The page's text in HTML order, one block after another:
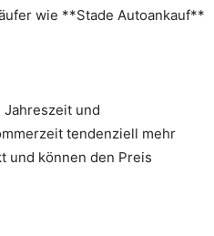
wie **Stade Autoankauf**
Jahreszeit und
tendenziell mehr
und können den Preis